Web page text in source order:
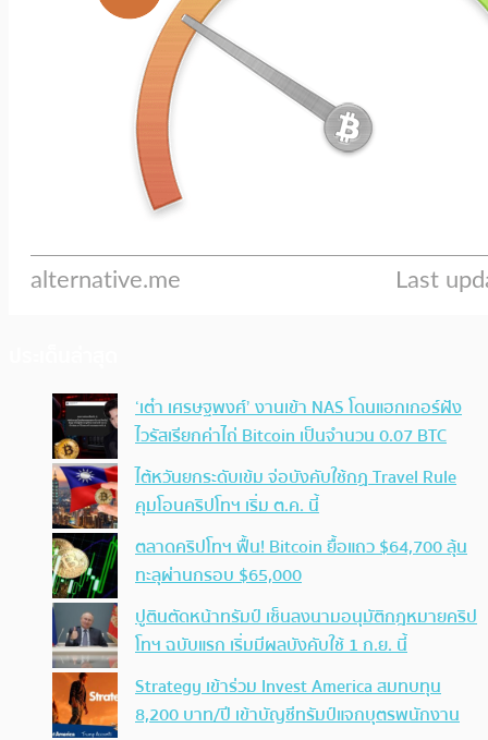
‘เต๋า เศรษฐพงศ์’ งานเข้า NAS โดนแฮกเกอร์ฝัง
ไวรัสเรียกค่าไถ่ Bitcoin เป็นจำนวน 0.07 BTC
ไต้หวันยกระดับเข้ม จ่อบังคับใช้กฏ Travel Rule
คุมโอนคริปโทฯ เริ่ม ต.ค. นี้
ตลาดคริปโทฯ ฟื้น! Bitcoin ยื้อแถว $64,700 ลุ้น
ทะลุผ่านกรอบ $65,000
ปูตินตัดหน้าทรัมป์ เซ็นลงนามอนุมัติกฎหมายคริป
โทฯ ฉบับแรก เริ่มมีผลบังคับใช้ 1 ก.ย. นี้
Strategy เข้าร่วม Invest America สมทบทุน
8,200 บาท/ปี เข้าบัญชีทรัมป์แจกบุตรพนักงาน